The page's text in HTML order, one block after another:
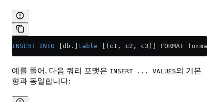
INSERT INTO [db.] table [(c1, c2, c3)] FORMAT
예를 들어, 다음 쿼리 포맷은 INSERT ... VALUES의 기본
형과 동일합니다: